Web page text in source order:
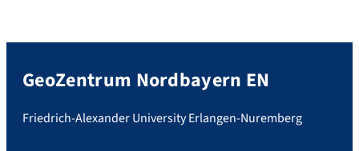
GeoZentrum Nordbayern EN
Friedrich-Alexander University Erlangen-Nuremberg